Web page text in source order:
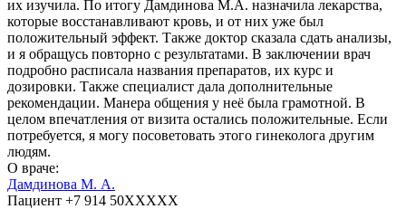
их изучила. По итогу Дамдинова М.А. назначила лекарства,
которые восстанавливают кровь, и от них уже был
положительный эффект. Также доктор сказала сдать анализы,
и я обращусь повторно с результатами. В заключении врач
подробно расписала названия препаратов, их курс и
дозировки. Также специалист дала дополнительные
рекомендации. Манера общения у неё была грамотной. В
целом впечатления от визита остались положительные. Если
потребуется, я могу посоветовать этого гинеколога другим
людям.
О враче:
Дамдинова М. А.
Пациент +7 914 50XXXXX